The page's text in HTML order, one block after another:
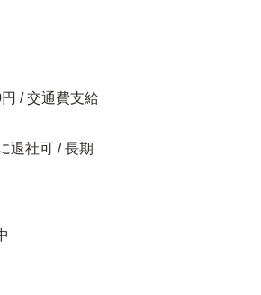
/ 交通費支給
退社可 / 長期